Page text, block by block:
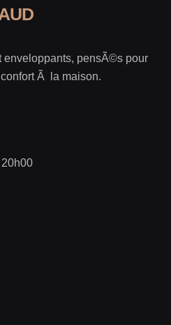
enveloppants, pensÃ©s pour
Ã la maison.